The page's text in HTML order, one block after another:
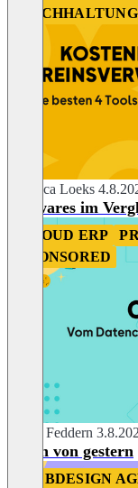
Rebecca Loeks
Softwares im
CLOUD ERP
SPONSORED
Selina Feddern
Daten von gestern
WEBDESIGN